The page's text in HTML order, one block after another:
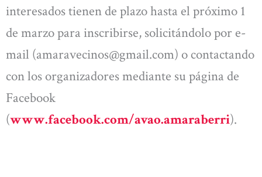
interesados tienen de plazo hasta el próximo 1
de marzo para inscribirse, solicitándolo por e-
mail (amaravecinos@gmail.com) o contactando
con los organizadores mediante su página de
Facebook
(www.facebook.com/avao.amaraberri).